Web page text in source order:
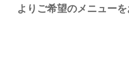
よりご希望のメニューを